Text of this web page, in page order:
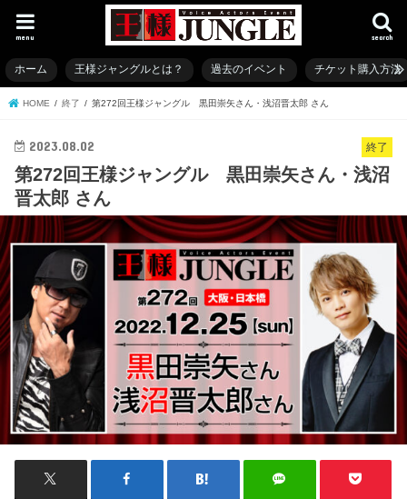
search
menu
ホーム 王様ジャングルとは？ 過去のイベント チケット購入方法
HOME 終了 第272回王様ジャングル 黒田崇矢さん・浅沼晋太郎 さん
終了
2023.08.02
第272回王様ジャングル 黒田崇矢さん・浅沼
晋太郎 さん